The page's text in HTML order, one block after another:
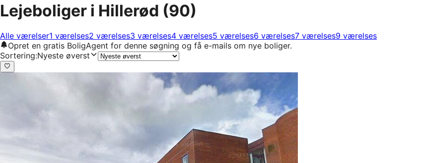
Lejeboliger i Hillerød (90)
Alle værelser1 værelses2 værelses3 værelses4 værelses5 værelses6 værelses7 værelses9 værelses
Opret en gratis BoligAgent for denne søgning og få e-mails om nye boliger.
Sortering:Nyeste øverst